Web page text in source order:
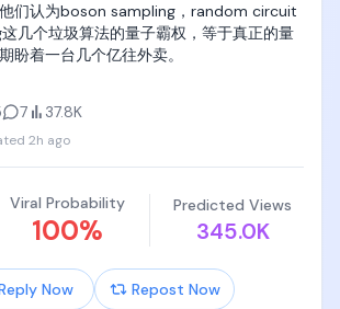
们认为boson sampling，random circuit
几个垃圾算法的量子霸权，等于真正的量
盼着一台几个亿往外卖。
节点，以及为什么现在量子霸权都是骗
不仅Google所有高层都被骗了，中国国务
一小部分人也被骗了，都决定继续烧钱在
子、超导等等各种路径的200多qubit的量
实现boson sampling、random circuit
这些垃圾算法里实现霸权，继续造完美条件
算法专用qubit电路。
7 37.8K
2h ago
Viral Probability
100%
Predicted Views
345.0K
Now Repost Now